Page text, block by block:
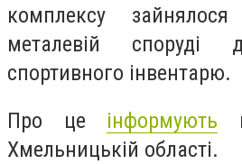
комплексу
металевій споруді
спортивного інвентарю.
Про це інформують
Хмельницькій області.